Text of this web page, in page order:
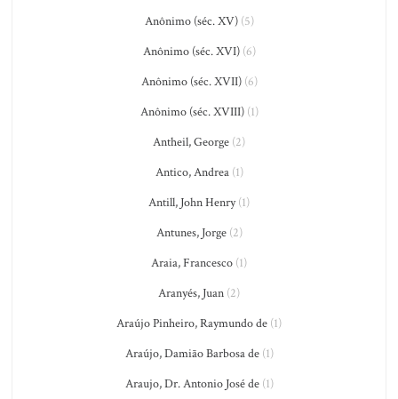
Anônimo (séc. XV)(5)
Anônimo (séc. XVI)(6)
Anônimo (séc. XVII)(6)
Anônimo (séc. XVIII)(1)
Antheil, George (2)
Antico, Andrea(1)
Antill, John Henry(1)
Antunes, Jorge(2)
Araia, Francesco (1)
Aranyés, Juan (2)
Araújo Pinheiro, Raymundo de (1)
Araújo, Damião Barbosa de(1)
Araujo, Dr. Antonio José de(1)